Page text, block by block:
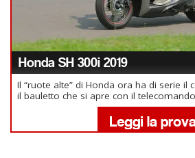
Honda SH 300i 2019
Il “ruote alte” di Honda ora ha di serie il
il bauletto che si apre con il